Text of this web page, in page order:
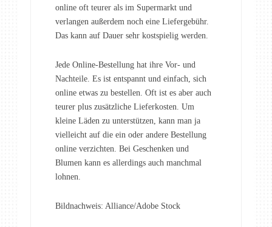
online oft teurer als im Supermarkt und
verlangen außerdem noch eine Liefergebühr.
Das kann auf Dauer sehr kostspielig werden.
Jede Online-Bestellung hat ihre Vor- und
Nachteile. Es ist entspannt und einfach, sich
online etwas zu bestellen. Oft ist es aber auch
teurer plus zusätzliche Lieferkosten. Um
kleine Läden zu unterstützen, kann man ja
vielleicht auf die ein oder andere Bestellung
online verzichten. Bei Geschenken und
Blumen kann es allerdings auch manchmal
lohnen.
Bildnachweis: Alliance/Adobe Stock